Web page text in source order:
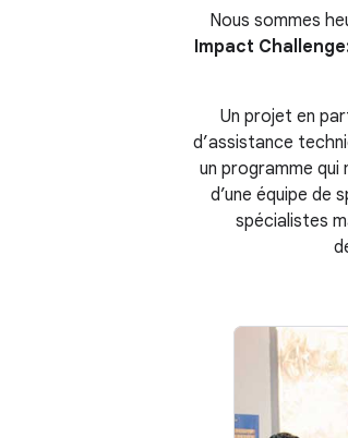
Nous sommes
Impact
Un projet en
d’assistance
un programme
d’une équipe de
spécialistes